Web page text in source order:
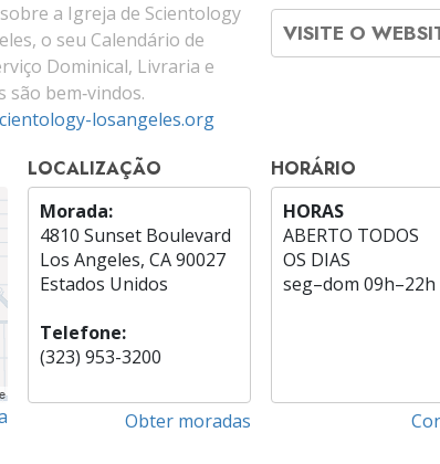
a Igreja de Scientology
o seu Calendário de
Dominical, Livraria e
são bem‑vindos.
losangeles.org
VISITE O
LOCALIZAÇÃO
Morada:
4810 Sunset Boulevard
Los Angeles, CA 90027
Estados Unidos
Telefone:
(323) 953-3200
Obter moradas
HORÁRIO
HORAS
ABERTO TODOS
OS DIAS
seg–dom 09h–22h